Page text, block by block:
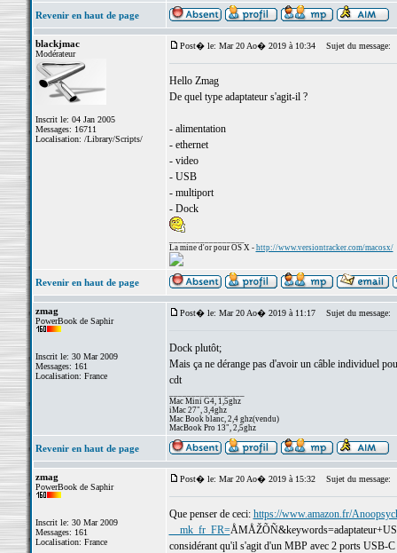
Revenir en haut de page
blackjmac
Modérateur
Inscrit le: 04 Jan 2005
Messages: 16711
Localisation: /Library/Scripts/
Post� le: Mar 20 Ao� 2019 à 10:34 Sujet du message:
Hello Zmag
De quel type adaptateur s'agit-il ?
- alimentation
- ethernet
- video
- USB
- multiport
- Dock
La mine d'or pour OS X - http://www.versiontracker.com/macosx/
Revenir en haut de page
zmag
PowerBook de Saphir
Inscrit le: 30 Mar 2009
Messages: 161
Localisation: France
Post� le: Mar 20 Ao� 2019 à 11:17 Sujet du message:
Dock plutôt;
Mais ça ne dérange pas d'avoir un câble individuel
cdt
Mac Mini G4, 1,5ghz
iMac 27", 3,4ghz
Mac Book blanc, 2,4 ghz(vendu)
MacBook Pro 13", 2,5ghz
Revenir en haut de page
zmag
PowerBook de Saphir
Inscrit le: 30 Mar 2009
Messages: 161
Localisation: France
Post� le: Mar 20 Ao� 2019 à 15:32 Sujet du message:
Que penser de ceci: https://www.amazon.fr/
__mk_fr_FR=
considérant qu'il s'agit d'un MBP avec 2 ports USB-C